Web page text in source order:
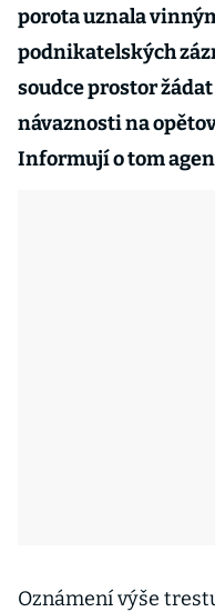
porota uznala
podnikatelských
soudce prostor
návaznosti na
Informují o tom
Oznámení výše